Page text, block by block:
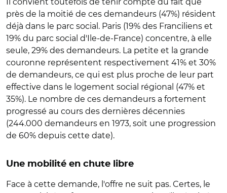
près de la moitié de ces demandeurs (47%) résident
déjà dans le parc social. Paris (19% des Franciliens et
19% du parc social d'Ile-de-France) concentre, à elle
seule, 29% des demandeurs. La petite et la grande
couronne représentent respectivement 41% et 30%
de demandeurs, ce qui est plus proche de leur part
effective dans le logement social régional (47% et
35%). Le nombre de ces demandeurs a fortement
progressé au cours des dernières décennies
(244.000 demandeurs en 1973, soit une progression
de 60% depuis cette date).
Une mobilité en chute libre
Face à cette demande, l'offre ne suit pas. Certes, le